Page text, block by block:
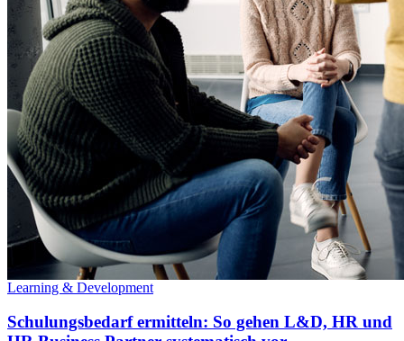
Learning & Development
Schulungsbedarf ermitteln: So gehen L&D, HR und